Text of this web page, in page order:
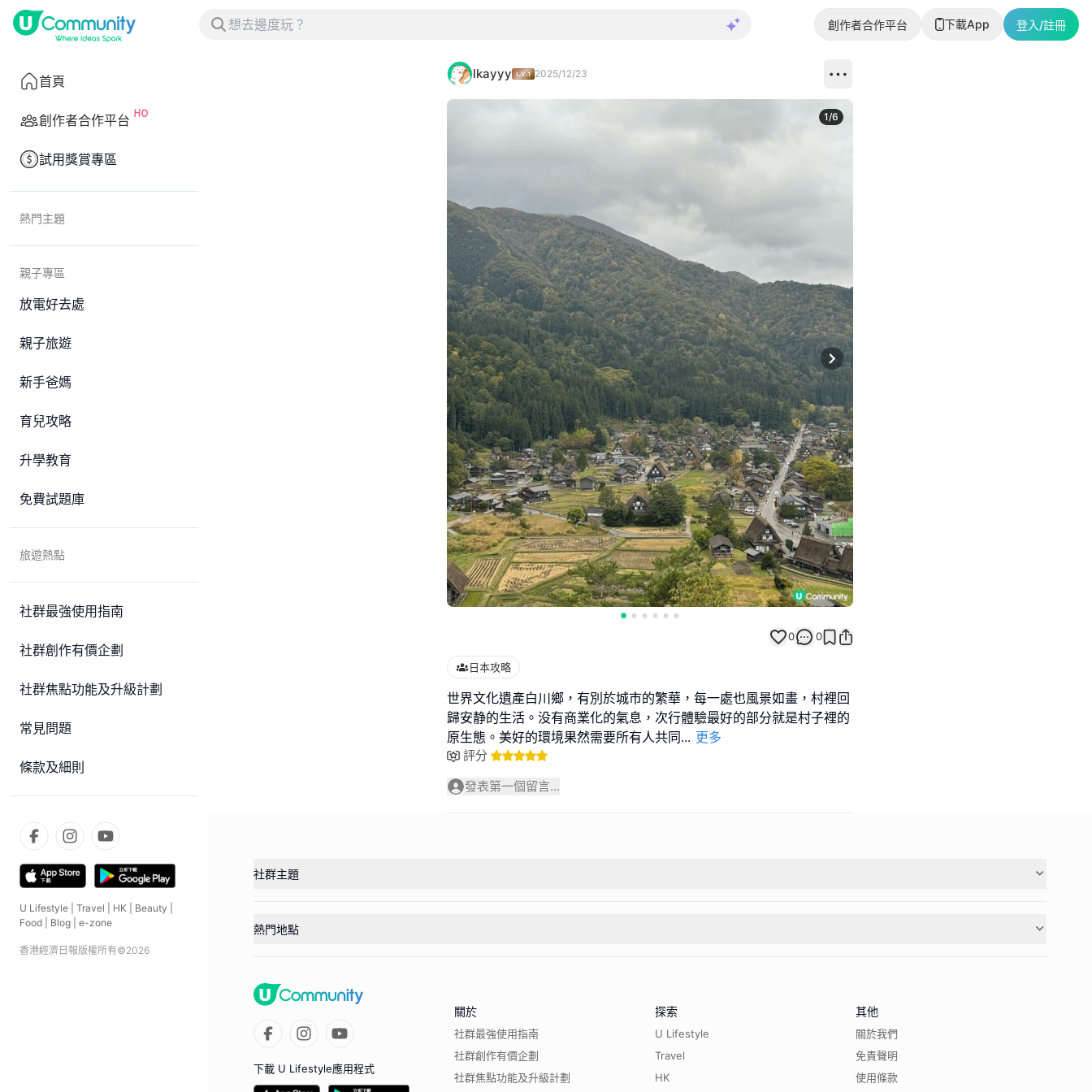
創作者合作平台 下載App 登入/註冊
首頁
創作者合作平台
試用獎賞專區
熱門主題
親子專區
放電好去處
親子旅遊
新手爸媽
育兒攻略
升學教育
免費試題庫
旅遊熱點
社群最強使用指南
社群創作有價企劃
社群焦點功能及升級計劃
常見問題
條款及細則
U Lifestyle Travel HK Beauty
Food
Blog e-zone
香港經濟日報版權所有©2026
lkayyy 2025/12/23
Next slide
1/6
0 0
日本攻略
世界文化遺產白川鄉，有別於城市的繁華，每一處也風景如畫，村裡回
歸安静的生活。没有商業化的氣息，次行體驗最好的部分就是村子裡的
原生態。美好的環境果然需要所有人共同... 更多
評分
發表第一個留言...
社群主題
熱門地點
下載 U Lifestyle應用程式
關於
社群最強使用指南
社群創作有價企劃
社群焦點功能及升級計劃
探索
U Lifestyle
Travel
HK
其他
關於我們
免責聲明
使用條款